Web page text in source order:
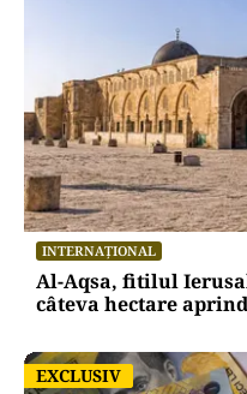
INTERNAȚIONAL
Al-Aqsa, fitilul
câteva hectare
EXCLUSIV
EXCLUSIV